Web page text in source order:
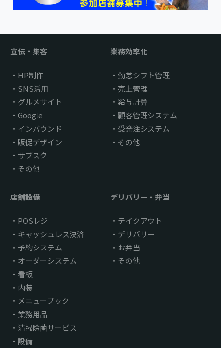
宣伝・集客
HP制作
SNS活用
グルメサイト
Google
インバウンド
販促デザイン
サブスク
その他
業務効率化
勤怠シフト管理
売上管理
給与計算
顧客管理システム
受発注システム
その他
店舗設備
POSレジ
キャッシュレス決済
予約システム
オーダーシステム
看板
内装
メニューブック
業務用品
清掃除菌サービス
設備
デリバリー・弁当
テイクアウト
デリバリー
お弁当
その他